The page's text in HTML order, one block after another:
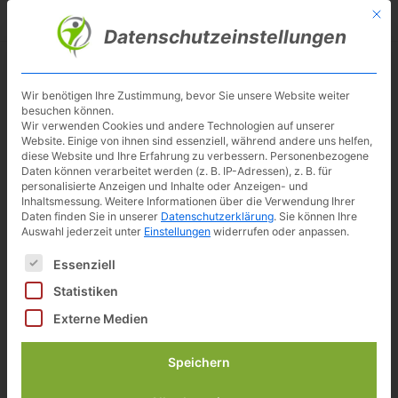
Skip
Besuche meinen Youtube-Kanal ▶︎
Heimtrainer-Fahrrad Test:
Christopeit HT 2.2
Mit
Datenschutzeinstellungen
Wir benötigen Ihre Zustimmung, bevor Sie unsere Website weiter
besuchen können.
Wir verwenden Cookies und andere Technologien auf unserer
Website. Einige von ihnen sind essenziell, während andere uns helfen,
diese Website und Ihre Erfahrung zu verbessern. Personenbezogene
Daten können verarbeitet werden (z. B. IP-Adressen), z. B. für
personalisierte Anzeigen und Inhalte oder Anzeigen- und
Inhaltsmessung. Weitere Informationen über die Verwendung Ihrer
Daten finden Sie in unserer Datenschutzerklärung. Sie können Ihre
Auswahl jederzeit unter Einstellungen widerrufen oder anpassen.
Es folgt eine Liste der Service-Gruppen, für die eine
Essenziell
Statistiken
Externe Medien
Speichern